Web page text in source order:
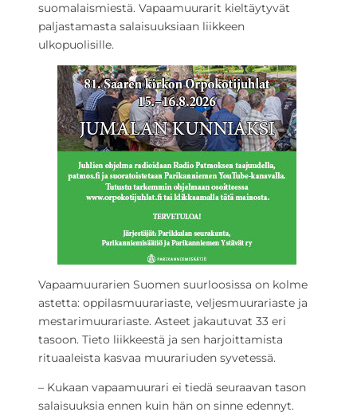
suomalaismiestä. Vapaamuurarit kieltäytyvät
paljastamasta salaisuuksiaan liikkeen
ulkopuolisille.
Vapaamuurarien Suomen suurloosissa on kolme
astetta: oppilasmuurariaste, veljesmuurariaste ja
mestarimuurariaste. Asteet jakautuvat 33 eri
tasoon. Tieto liikkeestä ja sen harjoittamista
rituaaleista kasvaa muurariuden syvetessä.
– Kukaan vapaamuurari ei tiedä seuraavan tason
salaisuuksia ennen kuin hän on sinne edennyt.